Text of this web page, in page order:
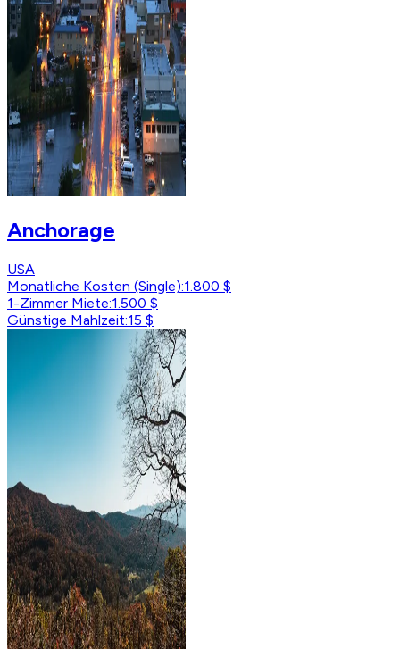
Anchorage
USA
Monatliche Kosten (Single):1.800 $
1-Zimmer Miete:1.500 $
Günstige Mahlzeit:15 $